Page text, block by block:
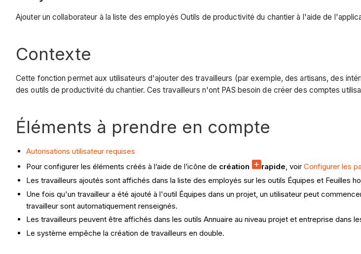
Ajouter un collaborateur à la liste des employés Outils de productivité du chantier à l'aide de
Contexte
Cette fonction permet aux utilisateurs d'ajouter des travailleurs (par exemple, des artisans, des
des outils de productivité du chantier. Ces travailleurs n'ont PAS besoin de créer des comptes
Éléments à prendre en compte
Autorisations utilisateur requises
Pour configurer les éléments créés à l’aide de l’icône de création rapide, voir Configurer les
Les travailleurs ajoutés sont affichés dans la liste des employés sur les outils Équipes et Feuilles
Une fois qu'un travailleur a été ajouté à l'outil Équipes dans un projet, un utilisateur peut
travailleur sont automatiquement renseignés.
Les travailleurs peuvent être affichés dans les outils Annuaire au niveau projet et entreprise dans
Le système empêche la création de travailleurs en double.